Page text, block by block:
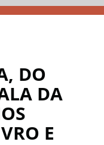
DO
DA
E